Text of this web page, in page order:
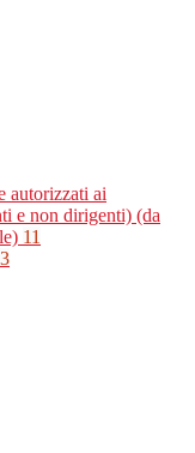
autorizzati ai
e non dirigenti) (da
11
3